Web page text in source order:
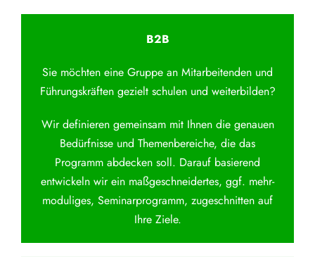
B2B
Sie möchten eine Gruppe an Mitarbeitenden und
Führungskräften gezielt schulen und weiterbilden?
Wir definieren gemeinsam mit Ihnen die genauen
Bedürfnisse und Themenbereiche, die das
Programm abdecken soll. Darauf basierend
entwickeln wir ein maßgeschneidertes, ggf. mehr-
moduliges, Seminarprogramm, zugeschnitten auf
Ihre Ziele.